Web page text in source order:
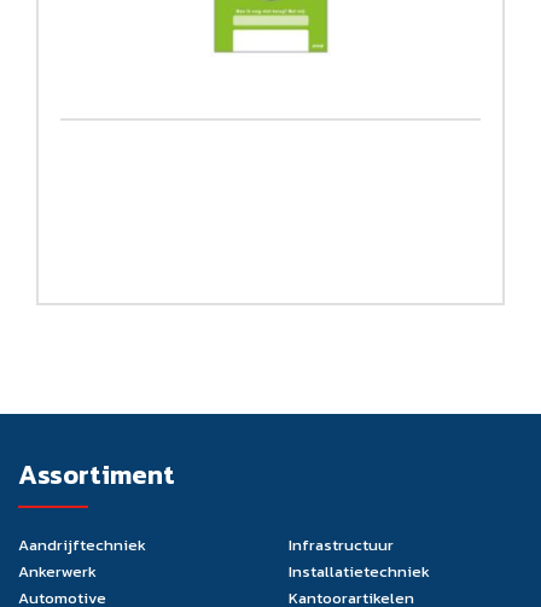
Assortiment
Aandrijftechniek
Ankerwerk
Automotive
Infrastructuur
Installatietechniek
Kantoorartikelen